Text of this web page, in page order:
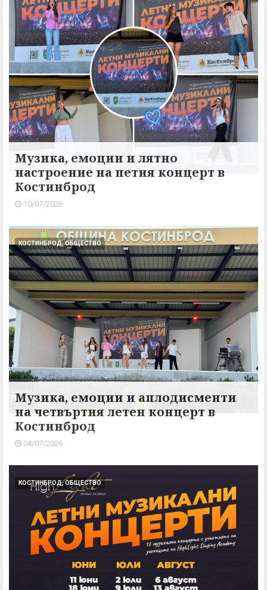
Музика, емоции и лятно
настроение на петия концерт в
Костинброд
10/07/2026
КОСТИНБРОД, ОБЩЕСТВО
Музика, емоции и аплодисменти
на четвъртия летен концерт в
Костинброд
04/07/2026
КОСТИНБРОД, ОБЩЕСТВО